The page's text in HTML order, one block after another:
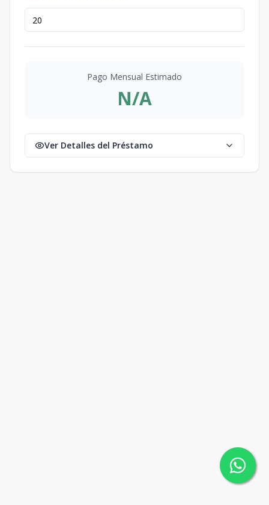
Pago Mensual Estimado
N/A
Ver Detalles del Préstamo